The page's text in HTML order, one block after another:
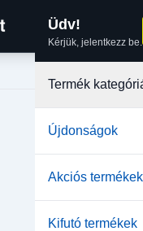
Üdv!
Kérjük, jelentkezz be.
Termék
Újdonságok
Akciós termékek
Kifutó termékek